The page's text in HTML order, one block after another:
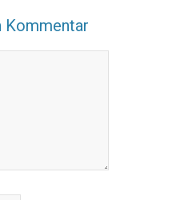
Kommentar